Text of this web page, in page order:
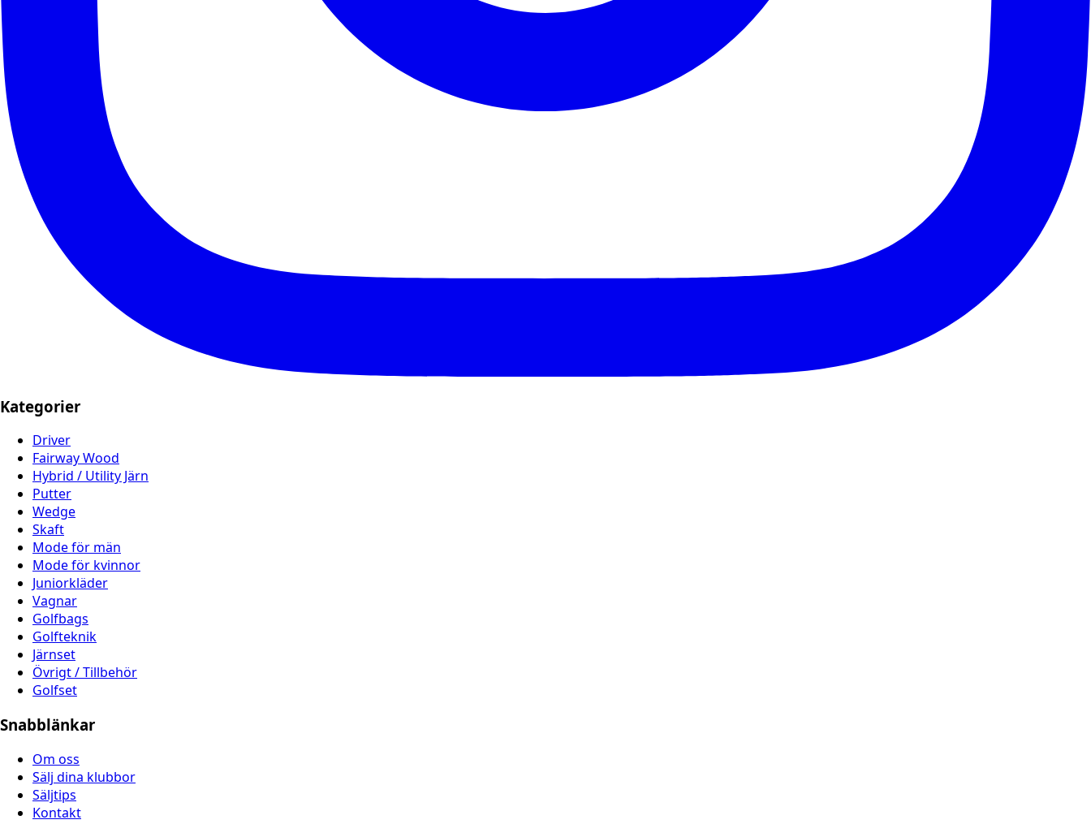
Kategorier
Driver
Fairway Wood
Hybrid / Utility Järn
Putter
Wedge
Skaft
Mode för män
Mode för kvinnor
Juniorkläder
Vagnar
Golfbags
Golfteknik
Järnset
Övrigt / Tillbehör
Golfset
Snabblänkar
Om oss
Sälj dina klubbor
Säljtips
Kontakt